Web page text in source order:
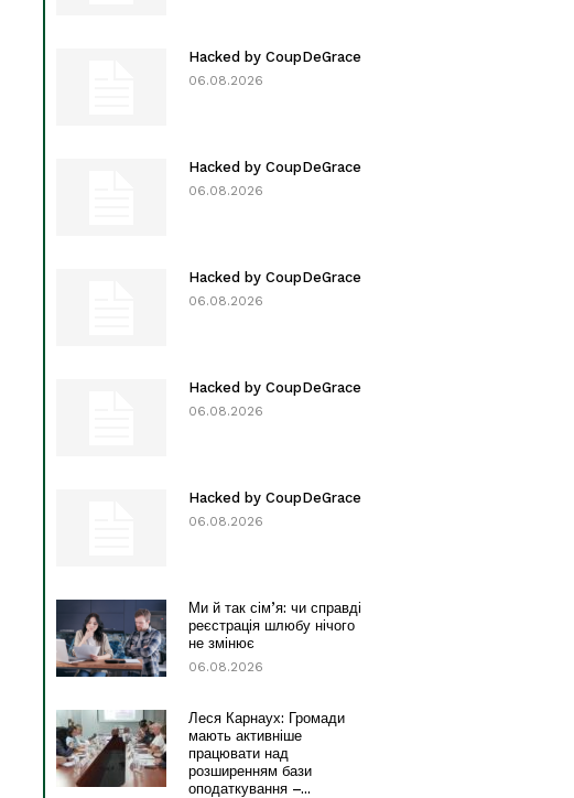
Hacked by CoupDeGrace
06.08.2026
Hacked by CoupDeGrace
06.08.2026
Hacked by CoupDeGrace
06.08.2026
Hacked by CoupDeGrace
06.08.2026
Hacked by CoupDeGrace
06.08.2026
Ми й так сім’я: чи справді
реєстрація шлюбу нічого
не змінює
06.08.2026
Леся Карнаух: Громади
мають активніше
працювати над
розширенням бази
оподаткування –...